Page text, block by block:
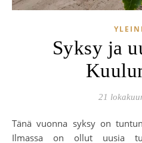
Syksy ja
21
Tänä vuonna syksy on tuntunut pitkästä aikaa syksyltä.
Ilmassa on ollut uusia